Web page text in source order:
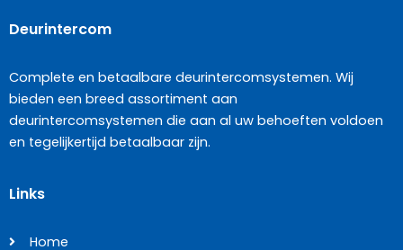
Deurintercom
Complete en betaalbare deurintercomsystemen. Wij
bieden een breed assortiment aan
deurintercomsystemen die aan al uw behoeften voldoen
en tegelijkertijd betaalbaar zijn.
Links
Home